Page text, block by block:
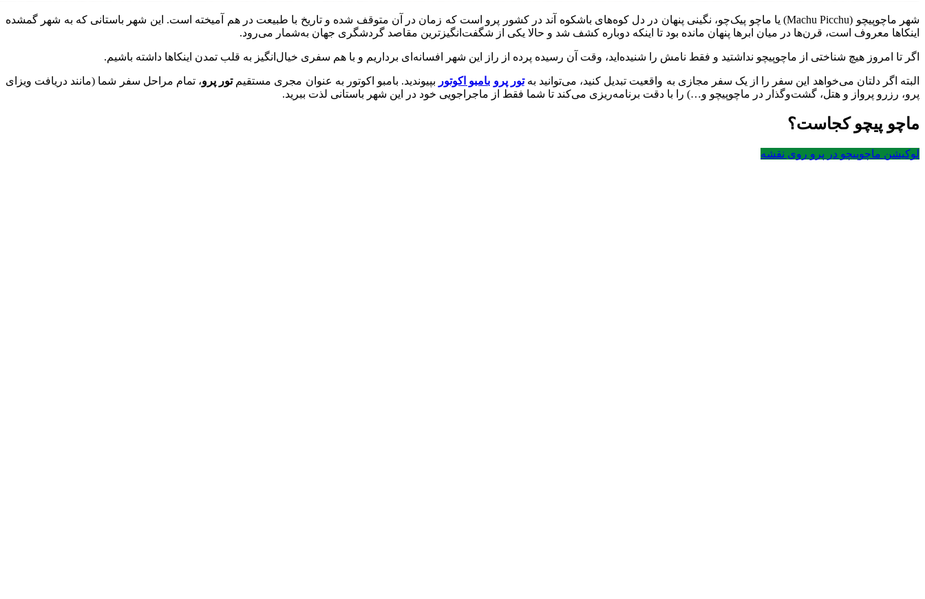
شهر ماچوپیچو (Machu Picchu) یا ماچو پیک‌چو، نگینی پنهان در دل کوه‌های باشکوه آند در کشور پرو است که زمان در آن متوقف شده و تاریخ با طبیعت در هم آمیخته است. این شهر باستانی که به شهر گمشده
اینکاها معروف است، قرن‌ها در میان ابرها پنهان مانده بود تا اینکه دوباره کشف شد و حالا یکی از شگفت‌انگیزترین مقاصد گردشگری جهان به‌شمار می‌رود.
اگر تا امروز هیچ شناختی از ماچوپیچو نداشتید و فقط نامش را شنیده‌اید، وقت آن رسیده پرده از راز این شهر افسانه‌ای برداریم و با هم سفری خیال‌انگیز به قلب تمدن اینکاها داشته باشیم.
البته اگر دلتان می‌خواهد این سفر را از یک سفر مجازی به واقعیت تبدیل کنید، می‌توانید بهتور پرو بامبو اکوتور بپیوندید. بامبو اکوتور به عنوان مجری مستقیمتور پرو، تمام مراحل سفر شما (مانند دریافت ویزای
پرو، رزرو پرواز و هتل، گشت‌و‌گذار در ماچوپیچو و…) را با دقت برنامه‌ریزی می‌کند تا شما فقط از ماجراجویی خود در این شهر باستانی لذت ببرید.
ماچو پیچو کجاست؟
لوکیشن ماچوپیچو در پرو روی نقشه